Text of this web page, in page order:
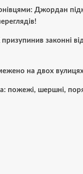
Джордан
законні
на двох
пожежі, шершні,